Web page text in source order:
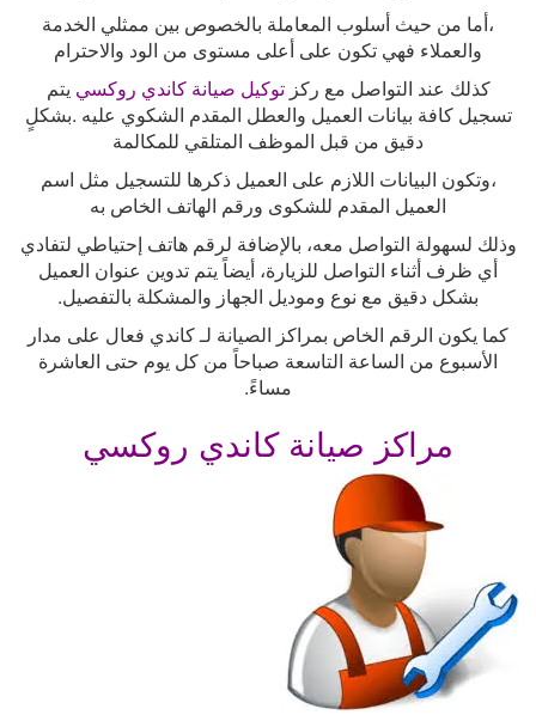
،أما من حيث أسلوب المعاملة بالخصوص بين ممثلي الخدمة
والعملاء فهي تكون على أعلى مستوى من الود والاحترام
كذلك عند التواصل مع ركزتوكيل صيانة كاندي روكسي يتم
تسجيل كافة بيانات العميل والعطل المقدم الشكوي عليه .بشكلٍ
دقيق من قبل الموظف المتلقي للمكالمة
،وتكون البيانات اللازم على العميل ذكرها للتسجيل مثل اسم
العميل المقدم للشكوى ورقم الهاتف الخاص به
وذلك لسهولة التواصل معه، بالإضافة لرقم هاتف إحتياطي لتفادي
أي ظرف أثناء التواصل للزيارة، أيضاً يتم تدوين عنوان العميل
بشكل دقيق مع نوع وموديل الجهاز والمشكلة بالتفصيل.
كما يكون الرقم الخاص بمراكز الصيانة لـ كاندي فعال على مدار
الأسبوع من الساعة التاسعة صباحاً من كل يوم حتى العاشرة
مساءً.
مراكز صيانة كاندي روكسي